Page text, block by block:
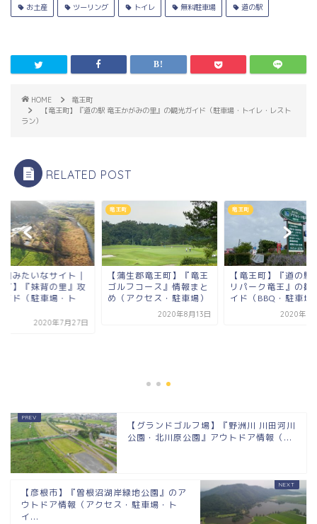
お土産 ツーリング トイレ 無料駐車場 道の駅
HOME
竜王町
【竜王町】『道の駅 竜王かがみの里』の観光ガイド（駐車場・トイレ・レスト
ラン）
RELATED POST
生郡竜王町】『竜王
フコース』情報まと
クセス・駐車場）
竜王町
【竜王町】『道の駅 アグ
リパーク竜王』の観光ガ
イド（BBQ・駐車場...
2020年6月16日
竜王町
【グランドゴルフ場】『野洲川 川田河川
公園・北川原公園』アウトドア情報（...
【彦根市】『曽根沼湖岸緑地公園』のア
ウトドア情報（アクセス・駐車場・ト
イ...